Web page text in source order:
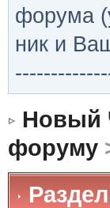
форума
ник и
Новый
форуму